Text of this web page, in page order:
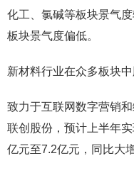
化工、氯碱等板块景气
板块景气度偏低。
新材料行业在众多板块中
致力于互联网数字营销
联创股份，预计上半年
亿元至7.2亿元，同比大